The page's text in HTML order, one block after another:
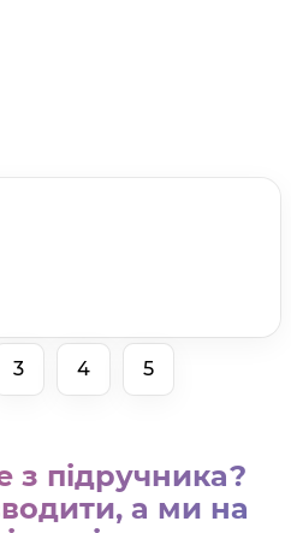
3 4 5
з підручника?
а ми на